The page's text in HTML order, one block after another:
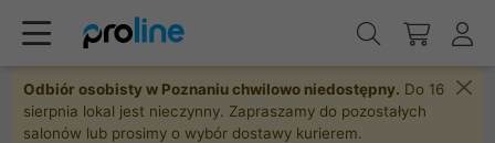
Odbiór osobisty w Poznaniu chwilowo niedostępny. Do 16
sierpnia lokal jest nieczynny. Zapraszamy do pozostałych
salonów lub prosimy o wybór dostawy kurierem.